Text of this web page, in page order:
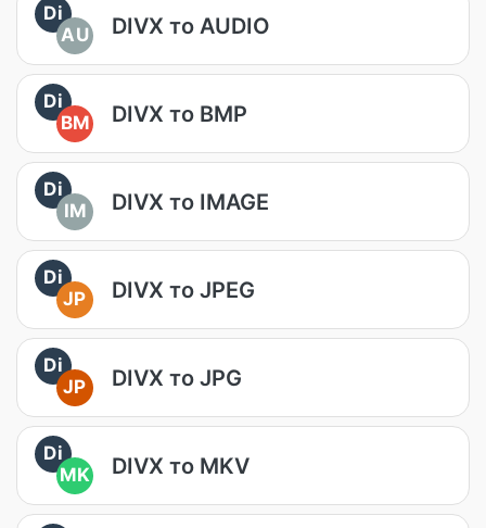
Di
AU
DIVX то AUDIO
Di
BM
DIVX то BMP
Di
IM
DIVX то IMAGE
Di
JP
DIVX то JPEG
Di
JP
DIVX то JPG
Di
MK
DIVX то MKV